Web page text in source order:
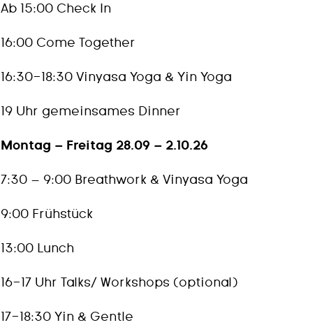
Ab 15:00 Check In
16:00 Come Together
16:30-18:30 Vinyasa Yoga & Yin Yoga
19 Uhr gemeinsames Dinner
Montag – Freitag 28.09 – 2.10.26
7:30 – 9:00 Breathwork & Vinyasa Yoga
9:00 Frühstück
13:00 Lunch
16-17 Uhr Talks/ Workshops (optional)
17-18:30 Yin & Gentle